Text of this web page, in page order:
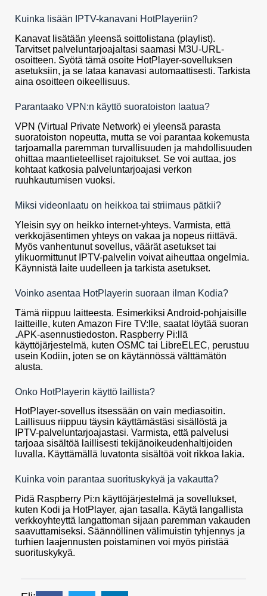
Kuinka lisään IPTV-kanavani HotPlayeriin?
Kanavat lisätään yleensä soittolistana (playlist).
Tarvitset palveluntarjoajaltasi saamasi M3U-URL-
osoitteen. Syötä tämä osoite HotPlayer-sovelluksen
asetuksiin, ja se lataa kanavasi automaattisesti. Tarkista
aina osoitteen oikeellisuus.
Parantaako VPN:n käyttö suoratoiston laatua?
VPN (Virtual Private Network) ei yleensä parasta
suoratoiston nopeutta, mutta se voi parantaa kokemusta
tarjoamalla paremman turvallisuuden ja mahdollisuuden
ohittaa maantieteelliset rajoitukset. Se voi auttaa, jos
kohtaat katkosia palveluntarjoajasi verkon
ruuhkautumisen vuoksi.
Miksi videonlaatu on heikkoa tai striimaus pätkii?
Yleisin syy on heikko internet-yhteys. Varmista, että
verkkojäsentimen yhteys on vakaa ja nopeus riittävä.
Myös vanhentunut sovellus, väärät asetukset tai
ylikuormittunut IPTV-palvelin voivat aiheuttaa ongelmia.
Käynnistä laite uudelleen ja tarkista asetukset.
Voinko asentaa HotPlayerin suoraan ilman Kodia?
Tämä riippuu laitteesta. Esimerkiksi Android-pohjaisille
laitteille, kuten Amazon Fire TV:lle, saatat löytää suoran
.APK-asennustiedoston. Raspberry Pi:llä
käyttöjärjestelmä, kuten OSMC tai LibreELEC, perustuu
usein Kodiin, joten se on käytännössä välttämätön
alusta.
Onko HotPlayerin käyttö laillista?
HotPlayer-sovellus itsessään on vain mediasoitin.
Laillisuus riippuu täysin käyttämästäsi sisällöstä ja
IPTV-palveluntarjoajastasi. Varmista, että palvelusi
tarjoaa sisältöä laillisesti tekijänoikeudenhaltijoiden
luvalla. Käyttämällä luvatonta sisältöä voit rikkoa lakia.
Kuinka voin parantaa suorituskykyä ja vakautta?
Pidä Raspberry Pi:n käyttöjärjestelmä ja sovellukset,
kuten Kodi ja HotPlayer, ajan tasalla. Käytä langallista
verkkoyhteyttä langattoman sijaan paremman vakauden
saavuttamiseksi. Säännöllinen välimuistin tyhjennys ja
turhien laajennusten poistaminen voi myös piristää
suorituskykyä.